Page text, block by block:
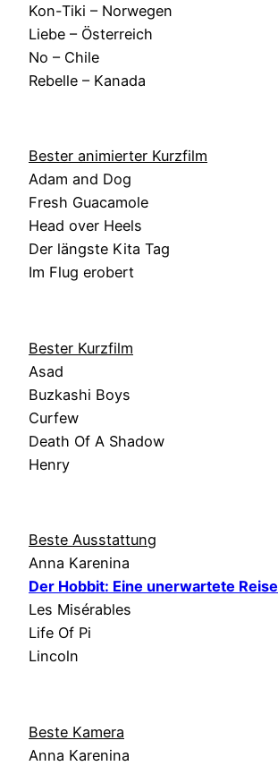
Kon-Tiki – Norwegen
Liebe – Österreich
No – Chile
Rebelle – Kanada
Bester animierter Kurzfilm
Adam and Dog
Fresh Guacamole
Head over Heels
Der längste Kita Tag
Im Flug erobert
Bester Kurzfilm
Asad
Buzkashi Boys
Curfew
Death Of A Shadow
Henry
Beste Ausstattung
Anna Karenina
Der Hobbit: Eine unerwartete Reise
Les Misérables
Life Of Pi
Lincoln
Beste Kamera
Anna Karenina